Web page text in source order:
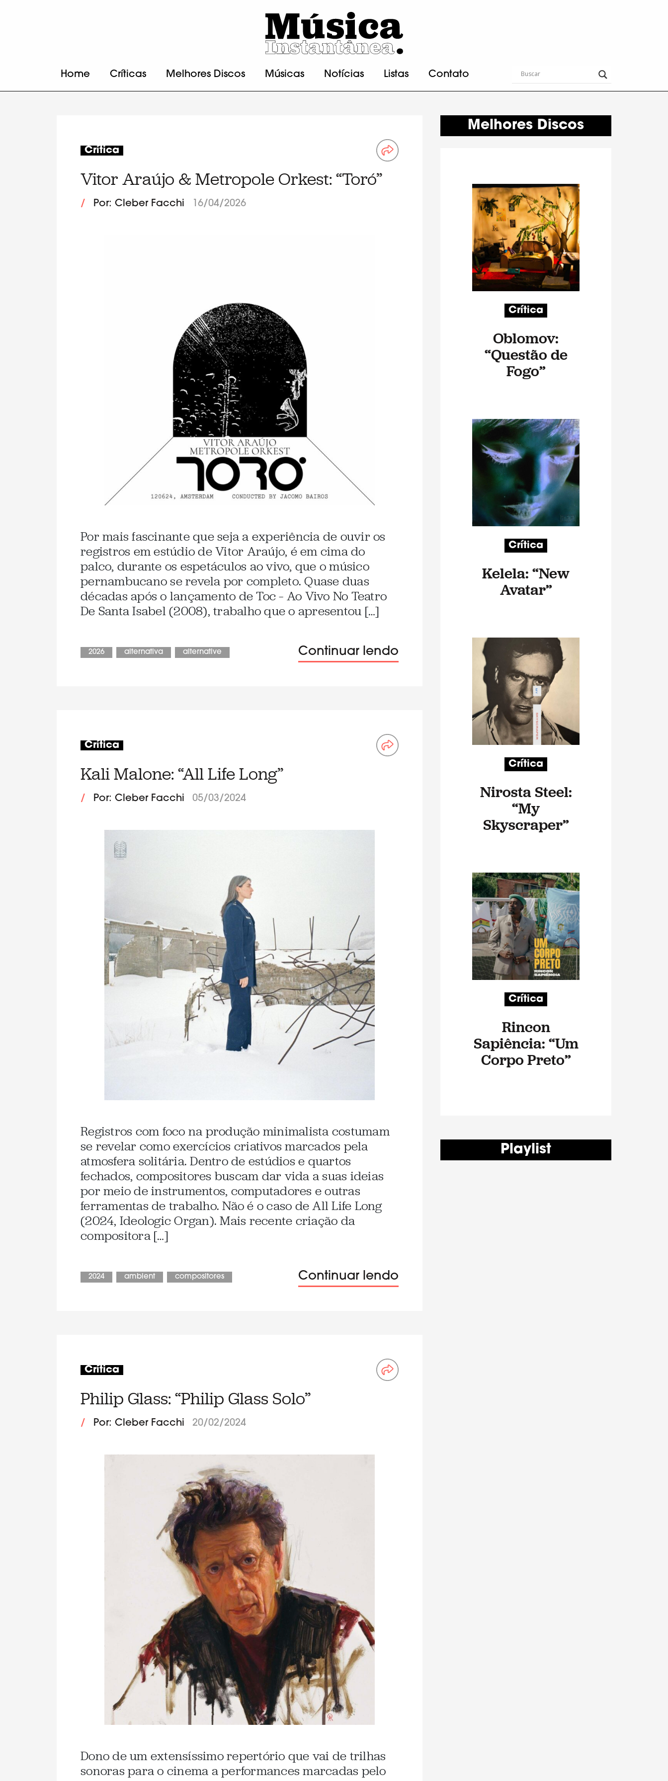
Home Críticas Melhores Discos Músicas Notícias Listas Contato
Crítica
Vitor Araújo & Metropole Orkest: “Toró”
/ Por: Cleber Facchi 16/04/2026
Por mais fascinante que seja a experiência de ouvir os
registros em estúdio de Vitor Araújo, é em cima do
palco, durante os espetáculos ao vivo, que o músico
pernambucano se revela por completo. Quase duas
décadas após o lançamento de Toc – Ao Vivo No Teatro
De Santa Isabel (2008), trabalho que o apresentou […]
2026 alternativa alternative Continuar lendo
Crítica
Kali Malone: “All Life Long”
/ Por: Cleber Facchi 05/03/2024
Registros com foco na produção minimalista costumam
se revelar como exercícios criativos marcados pela
atmosfera solitária. Dentro de estúdios e quartos
fechados, compositores buscam dar vida a suas ideias
por meio de instrumentos, computadores e outras
ferramentas de trabalho. Não é o caso de All Life Long
(2024, Ideologic Organ). Mais recente criação da
compositora […]
2024 ambient compositores Continuar lendo
Crítica
Philip Glass: “Philip Glass Solo”
/ Por: Cleber Facchi 20/02/2024
Dono de um extensíssimo repertório que vai de trilhas
sonoras para o cinema a performances marcadas pelo
Melhores Discos
Crítica
Oblomov:
“Questão de
Fogo”
Crítica
Kelela: “New
Avatar”
Crítica
Nirosta Steel:
“My
Skyscraper”
Crítica
Rincon
Sapiência: “Um
Corpo Preto”
Playlist